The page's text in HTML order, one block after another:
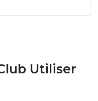
Utiliser